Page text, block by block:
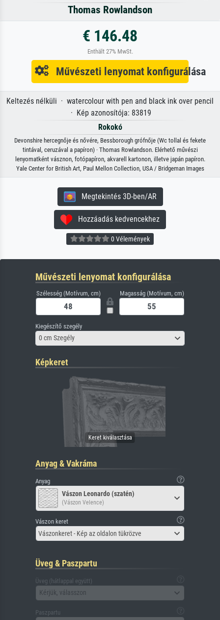
Thomas Rowlandson
€ 146.48
Enthält 27% MwSt.
Művészeti lenyomat konfigurálása
Keltezés nélküli · watercolour with pen and black ink over pencil
· Kép azonosítója: 83819
Rokokó
Devonshire hercegnője és nővére, Bessborough grófnője (Wc tollal és fekete
tintával, ceruzával a papíron) · Thomas Rowlandson. Elérhető művészi
lenyomatként vásznon, fotópapíron, akvarell kartonon, illetve japán papíron.
Yale Center for British Art, Paul Mellon Collection, USA / Bridgeman Images
Megtekintés 3D-ben/AR
Hozzáadás kedvencekhez
0 Vélemények
Művészeti lenyomat konfigurálása
Szélesség (Motívum, cm) Magasság (Motívum, cm)
Kiegészítő szegély
0 cm Szegély
Képkeret
Anyag & Vakráma
Anyag
Vászon Leonardo (szatén)
(Vászon Velence)
Vászon keret
Vászonkeret - Kép az oldalon tükrözve
Üveg & Paszpartu
Üveg (hátlappal együtt)
Kérjük, válasszon
Paszpartu